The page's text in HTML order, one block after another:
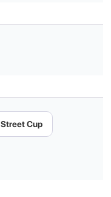
Street Cup